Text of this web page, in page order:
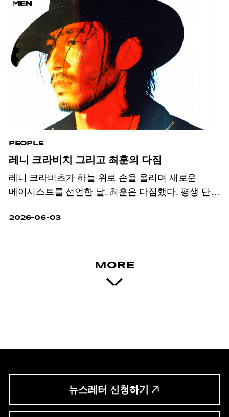
PEOPLE
레니 크라비치 그리고 최훈의 다짐
레니 크라비츠가 하늘 위로 손을 올리며 새로운
베이시스트를 선언한 날, 최훈은 다짐했다. 평생 단
지금이라고.
2026-06-03
MORE
뉴스레터 신청하기